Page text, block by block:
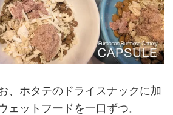
、ホタテのドライスナックに加
ェットフードを一口ずつ。